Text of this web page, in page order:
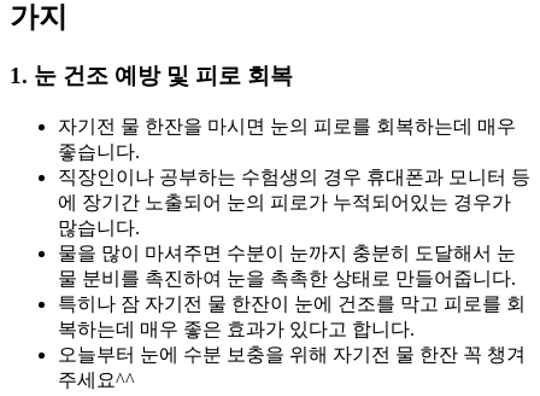
가지
1. 눈 건조 예방 및 피로 회복
자기전 물 한잔을 마시면 눈의 피로를 회복하는데 매우
좋습니다.
직장인이나 공부하는 수험생의 경우 휴대폰과 모니터 등
에 장기간 노출되어 눈의 피로가 누적되어있는 경우가
많습니다.
물을 많이 마셔주면 수분이 눈까지 충분히 도달해서 눈
물 분비를 촉진하여 눈을 촉촉한 상태로 만들어줍니다.
특히나 잠 자기전 물 한잔이 눈에 건조를 막고 피로를 회
복하는데 매우 좋은 효과가 있다고 합니다.
오늘부터 눈에 수분 보충을 위해 자기전 물 한잔 꼭 챙겨
주세요^^